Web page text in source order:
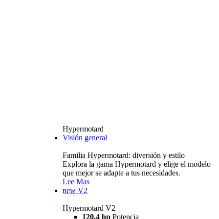
Hypermotard
Visión general
Familia Hypermotard: diversión y estilo
Explora la gama Hypermotard y elige el modelo
que mejor se adapte a tus necesidades.
Lee Mas
new V2
Hypermotard V2
120,4 hp Potencia